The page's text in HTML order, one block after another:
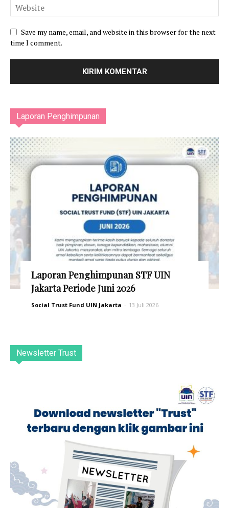
Save my name, email, and website in this browser for the next
time I comment.
Laporan Penghimpunan
Laporan Penghimpunan STF UIN
Jakarta Periode Juni 2026
Social Trust Fund UIN Jakarta - 13 Juli 2026
Newsletter Trust